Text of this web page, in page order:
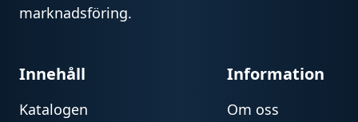
marknadsföring.
Innehåll
Katalogen
Information
Om oss